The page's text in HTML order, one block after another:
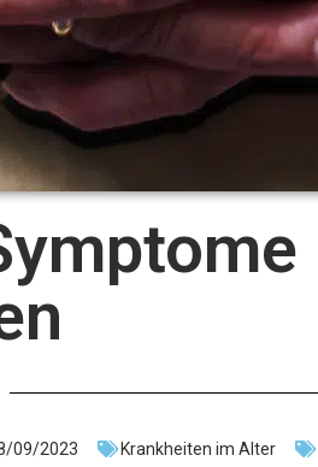
09/2023 Krankheiten im Alter